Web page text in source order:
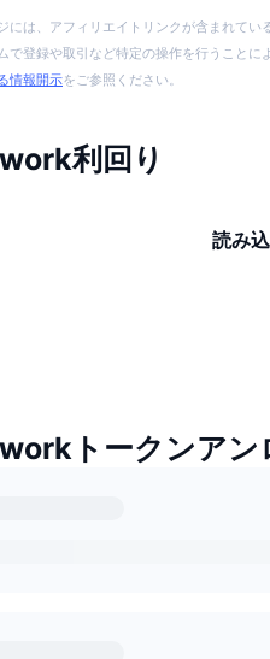
には、アフィリエイトリンクが含まれて
で登録や取引など特定の操作を行うこと
情報開示をご参照ください。
利回り
読み
トークンアン